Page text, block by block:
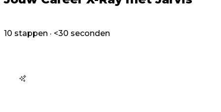
10 stappen · <30 seconden